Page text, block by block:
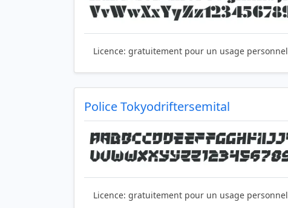
Licence: gratuitement pour un usage personnel
Police Tokyodriftersemital
Licence: gratuitement pour un usage personnel